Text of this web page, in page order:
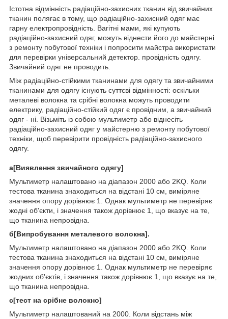
Істотна відмінність радіаційно-захисних тканин від звичайних
тканин полягає в тому, що радіаційно-захисний одяг має
гарну електропровідність. Вагітні мами, які купують
радіаційно-захисний одяг, можуть віднести його до майстерні
з ремонту побутової техніки і попросити майстра використати
для перевірки універсальний детектор. провідність одягу.
Звичайний одяг не проводить.
Між радіаційно-стійкими тканинами для одягу та звичайними
тканинами для одягу існують суттєві відмінності: оскільки
металеві волокна та срібні волокна можуть проводити
електрику, радіаційно-стійкий одяг є провідним, а звичайний
одяг - ні. Візьміть із собою мультиметр або віднесіть
радіаційно-захисний одяг у майстерню з ремонту побутової
техніки, щоб перевірити провідність радіаційно-захисного
одягу.
a[Виявлення звичайного одягу]
Мультиметр налаштовано на діапазон 2000 або 2KQ. Коли
тестова тканина знаходиться на відстані 10 см, виміряне
значення опору дорівнює 1. Однак мультиметр не перевіряє
жодні об'єкти, і значення також дорівнює 1, що вказує на те,
що тканина непровідна.
б[Випробування металевого волокна].
Мультиметр налаштовано на діапазон 2000 або 2KQ. Коли
тестова тканина знаходиться на відстані 10 см, виміряне
значення опору дорівнює 1. Однак мультиметр не перевіряє
жодних об'єктів, і значення також дорівнює 1, що вказує на те,
що тканина непровідна.
c[тест на срібне волокно]
Мультиметр налаштований на 2000. Коли відстань між